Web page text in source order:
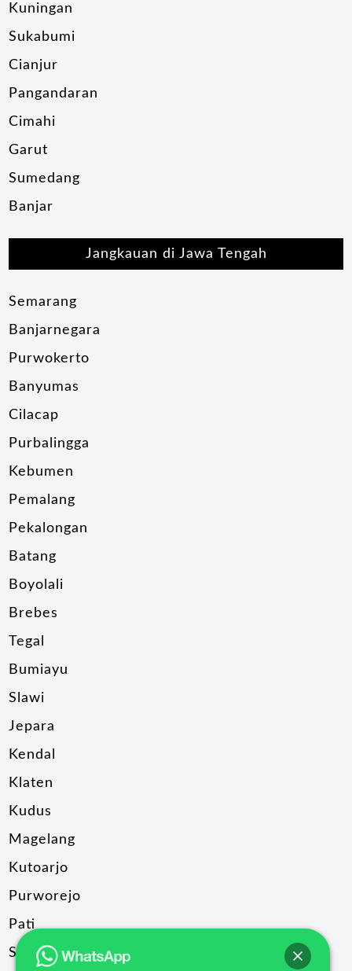
Kuningan
Sukabumi
Cianjur
Pangandaran
Cimahi
Garut
Sumedang
Banjar
Jangkauan di Jawa Tengah
Semarang
Banjarnegara
Purwokerto
Banyumas
Cilacap
Purbalingga
Kebumen
Pemalang
Pekalongan
Batang
Boyolali
Brebes
Tegal
Bumiayu
Slawi
Jepara
Kendal
Klaten
Kudus
Magelang
Kutoarjo
Purworejo
Pati
Sragen